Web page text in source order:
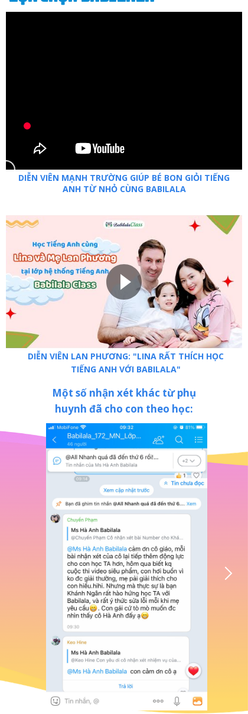
Một số nhận xét khác từ phụ
huynh đã cho con theo học:
DIỄN VIÊN MẠNH TRƯỜNG GIÚP BÉ BON GIỎI TIẾNG
ANH TỪ NHỎ CÙNG BABILALA
DIỄN VIÊN LAN PHƯƠNG: "LINA RẤT THÍCH HỌC
TIẾNG ANH VỚI BABILALA"